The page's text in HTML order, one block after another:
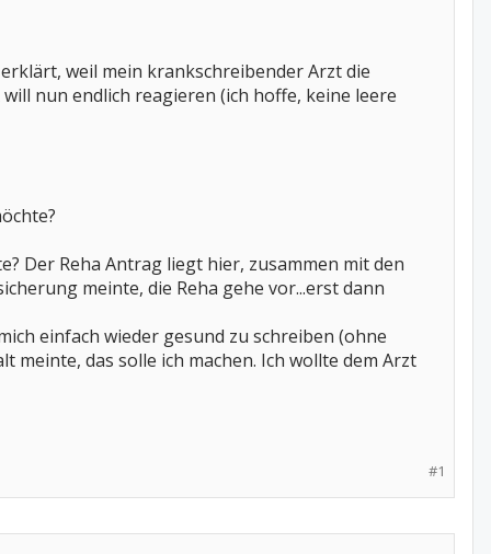
weil mein krankschreibender Arzt die
nun endlich reagieren (ich hoffe, keine leere
Der Reha Antrag liegt hier, zusammen mit den
meinte, die Reha gehe vor...erst dann
einfach wieder gesund zu schreiben (ohne
meinte, das solle ich machen. Ich wollte dem Arzt
#1